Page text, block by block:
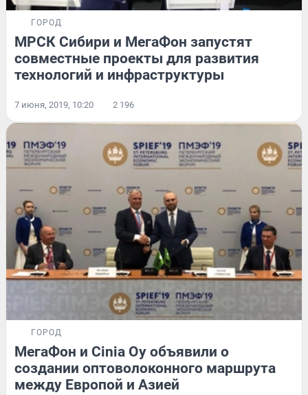
ГОРОД
МРСК Сибири и МегаФон запустят
совместные проекты для развития
технологий и инфраструктуры
7 июня, 2019, 10:20 2 196
ГОРОД
МегаФон и Cinia Oy объявили о
создании оптоволоконного маршрута
между Европой и Азией